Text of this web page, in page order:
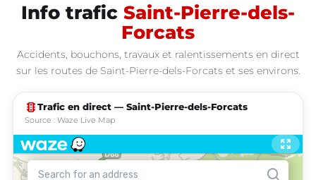
Info trafic Saint-Pierre-dels-
Forcats
Accidents, bouchons, travaux et ralentissements en direct
sur les routes de Saint-Pierre-dels-Forcats et ses environs.
traffic Trafic en direct — Saint-Pierre-dels-Forcats
Source : Waze Live Map